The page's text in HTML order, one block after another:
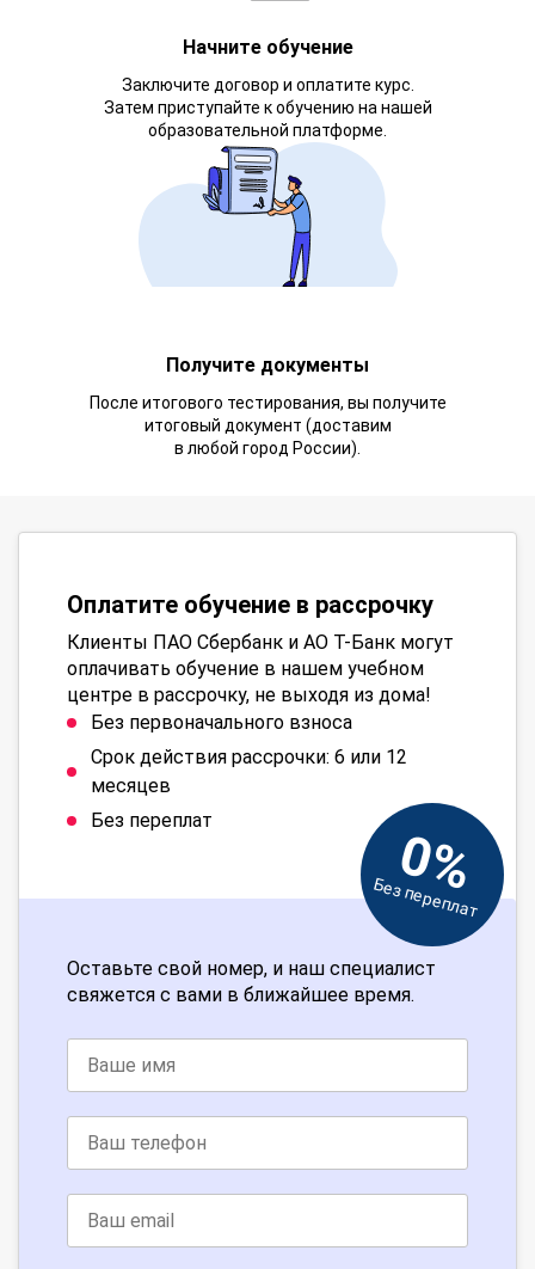
Начните обучение
Заключите договор и оплатите курс.
Затем приступайте к обучению на нашей
образовательной платформе.
Получите документы
После итогового тестирования, вы получите
итоговый документ (доставим
в любой город России).
Оплатите обучение в рассрочку
Клиенты ПАО Сбербанк и АО Т-Банк могут
оплачивать обучение в нашем учебном
центре в рассрочку, не выходя из дома!
Без первоначального взноса
Срок действия рассрочки: 6 или 12
месяцев
Без переплат
0%
Без переплат
Оставьте свой номер, и наш специалист
свяжется с вами в ближайшее время.